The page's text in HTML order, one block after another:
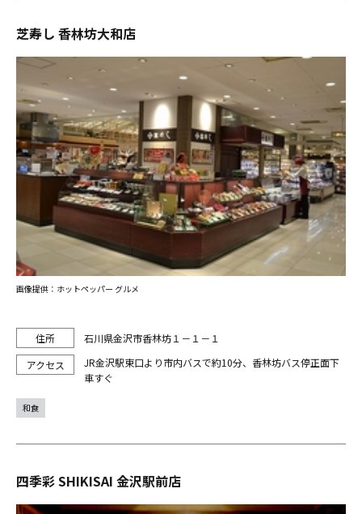
芝寿し 香林坊大和店
石川県金沢市香林坊１－１－１
JR金沢駅東口より市内バスで約10分、香林坊バス停正面下
車すぐ
画像提供：ホットペッパー グルメ
和食
四季彩 SHIKISAI 金沢駅前店